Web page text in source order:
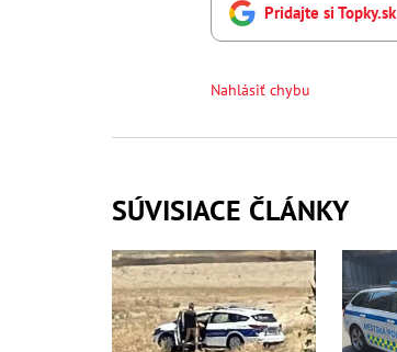
Pridajte si Topky.sk
Nahlásiť chybu
SÚVISIACE ČLÁNKY